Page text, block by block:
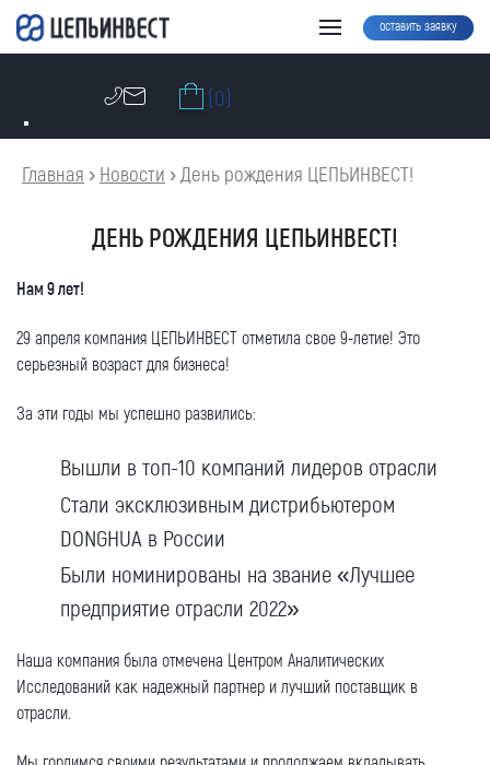
оставить заявку
(0)
Главная › Новости › День рождения ЦЕПЬИНВЕСТ!
ДЕНЬ РОЖДЕНИЯ ЦЕПЬИНВЕСТ!
Нам 9 лет!
29 апреля компания ЦЕПЬИНВЕСТ отметила свое 9-летие! Это
серьезный возраст для бизнеса!
За эти годы мы успешно развились:
Вышли в топ-10 компаний лидеров отрасли
Стали эксклюзивным дистрибьютером
DONGHUA в России
Были номинированы на звание «Лучшее
предприятие отрасли 2022»
Наша компания была отмечена Центром Аналитических
Исследований как надежный партнер и лучший поставщик в
отрасли.